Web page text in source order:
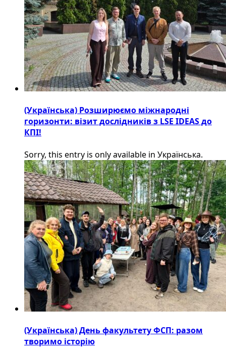
(Українська) Розширюємо міжнародні
горизонти: візит дослідників з LSE IDEAS до
КПІ!
Sorry, this entry is only available in Українська.
(Українська) День факультету ФСП: разом
творимо історію